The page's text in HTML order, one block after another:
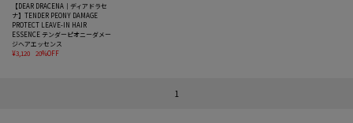
【DEAR DRACENA｜ディアドラセ
ナ】TENDER PEONY DAMAGE
PROTECT LEAVE-IN HAIR
ESSENCE テンダーピオニーダメー
ジヘアエッセンス
¥3,120
20%OFF
1